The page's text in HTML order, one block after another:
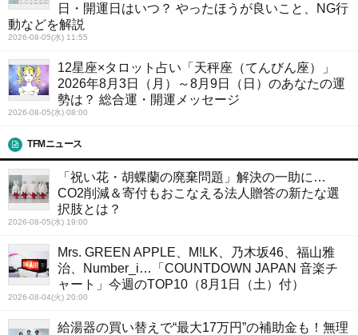
日・開運日はいつ？ やったほうが良いこと、NG行
動などを解説
2026-08-05(水) 11:55
12星座×タロット占い「天秤座（てんびん座）」
2026年8月3日（月）～8月9日（日）のあなたの運
勢は？ 総合運・開運メッセージ
2026-08-05(水) 08:00
TFMニュース
「祝い花・胡蝶蘭の廃棄問題」解決の一助に…
CO2削減＆寄付もおこなえる法人贈答の新たな選
択肢とは？
2026-08-05(水) 19:00
Mrs. GREEN APPLE、M!LK、乃木坂46、福山雅
治、Number_i…「COUNTDOWN JAPAN 音楽チ
ャート」今週のTOP10（8月1日（土）付）
2026-08-04(火) 20:00
給湯器の買い替えで“最大17万円”の補助金も！無理